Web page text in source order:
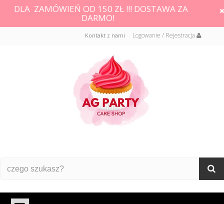
DLA ZAMÓWIEŃ OD 150 ZŁ !!! DOSTAWA ZA
DARMO!
Logowanie / Rejestracja
Kontakt z nami